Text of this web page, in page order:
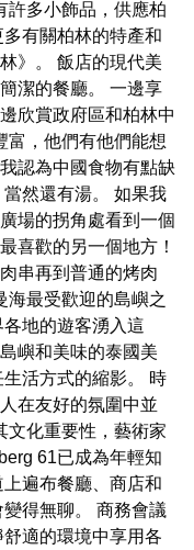
許多小飾品，供應柏
有關柏林的特產和
》。 飯店的現代美
潔的餐廳。 一邊享
欣賞政府區和柏林中
富，他們有他們能想
認為中國食物有點缺
然還有湯。 如果我
場的拐角處看到一個
喜歡的另一個地方！
串再到普通的烤肉
海最受歡迎的島嶼之
地的遊客湧入這
嶼和美味的泰國美
活方式的縮影。 時
在友好的氛圍中並
文化重要性，藝術家
61已成為年輕知
遍布餐廳、商店和
得無聊。 商務會議
適的環境中享用各